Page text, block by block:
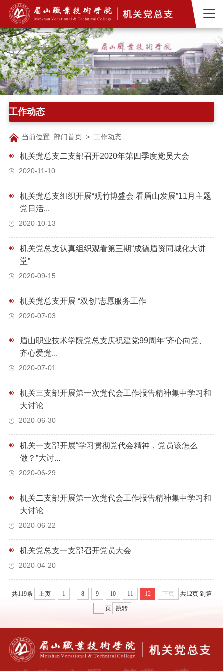
工作动态
当前位置: 部门首页> 工作动态
机关党总支二支部召开2020年第四季度党员大会
2020-11-10
机关党总支组织开展“观竹博盛会 看眉山发展”11月主题
党日活...
2020-10-13
机关党总支认真组织观看第三期“成德眉资同城化大讲
堂”
2020-09-15
机关党总支开展 “双创”志愿服务工作
2020-07-03
眉山职业技术学院党总支庆祝建党99周年“齐心向党、
齐心爱党...
2020-07-01
机关三支部开展第一次党代会工作报告精神集中学习和
大讨论
2020-06-30
机关一支部开展“学习贯彻党代会精神，党员该怎么
做？”大讨...
2020-06-29
机关二支部开展第一次党代会工作报告精神集中学习和
大讨论
2020-06-22
机关党总支一支部召开党员大会
2020-04-20
共119条 上页 1 ... 8 9 10 11 12 下页 共12页 到第
页 跳转